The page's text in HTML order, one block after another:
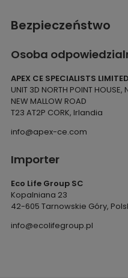
Bezpieczeństwo
Osoba
APEX CE SPECIALISTS LIMITED
UNIT 3D NORTH POINT HOUSE,
NEW MALLOW ROAD
T23 AT2P CORK, Irlandia
info@apex-ce.com
Importer
Eco Life Group SC
Kopalniana 23
42-605 Tarnowskie Góry,
info@ecolifegroup.pl